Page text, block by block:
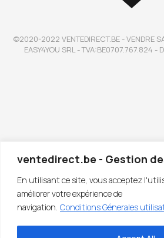
ventedirect.be - Gestion
En utilisant ce site, vous acceptez
améliorer votre expérience de
navigation. Conditions Génerales
©2020-2022 VENTEDIRECT.BE - VENDRE
EASY4YOU SRL - TVA:BE0707.767.824 -